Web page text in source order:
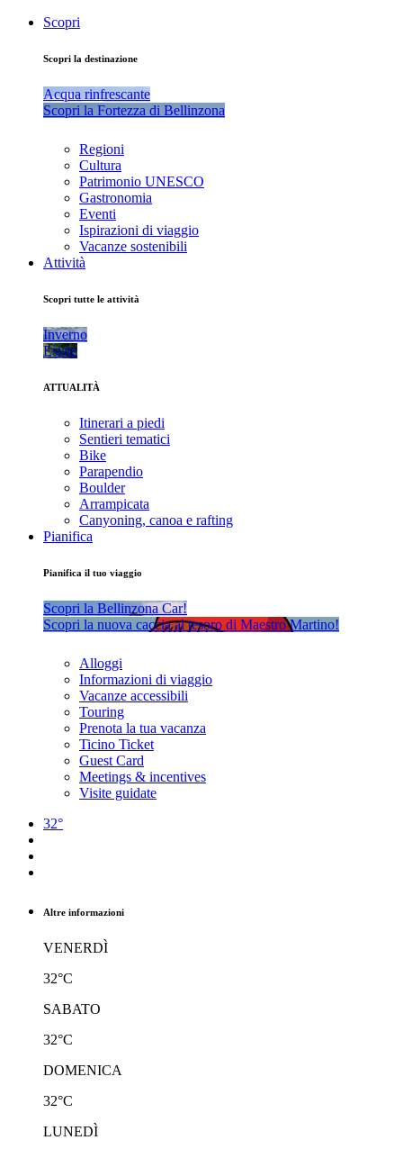
Scopri
Scopri la destinazione
Acqua rinfrescante
Scopri la Fortezza di Bellinzona
Regioni
Cultura
Patrimonio UNESCO
Gastronomia
Eventi
Ispirazioni di viaggio
Vacanze sostenibili
Attività
Scopri tutte le attività
Inverno
Estate
ATTUALITÀ
Itinerari a piedi
Sentieri tematici
Bike
Parapendio
Boulder
Arrampicata
Canyoning, canoa e rafting
Pianifica
Pianifica il tuo viaggio
Scopri la Bellinzona Car!
Scopri la nuova caccia al tesoro di Maestro Martino!
Alloggi
Informazioni di viaggio
Vacanze accessibili
Touring
Prenota la tua vacanza
Ticino Ticket
Guest Card
Meetings & incentives
Visite guidate
32°
Altre informazioni
VENERDÌ
32°C
SABATO
32°C
DOMENICA
32°C
LUNEDÌ